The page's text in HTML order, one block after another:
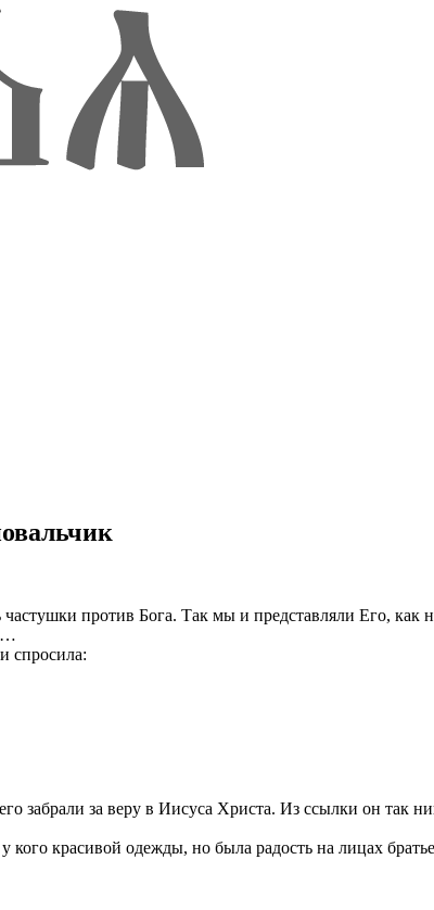
про­тив Бога. Так мы и пред­став­ля­ли Его, как
спросила:
забра­ли за веру в Иису­са Хри­ста. Из ссыл­ки он так
кра­си­вой одеж­ды, но была радость на лицах